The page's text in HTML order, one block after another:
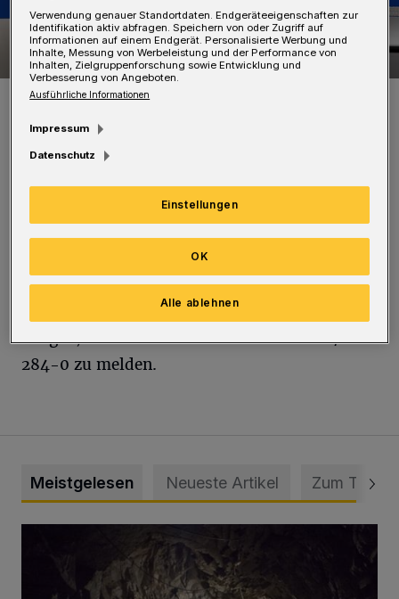
Symbolbild.
davon aus, dass es sich um den oder dieselben
Täter handelt. Es entstand ein Sachschaden in
Höhe von rund 2,000 Euro. Die Polizei bittet
Zeugen, sich unter der Rufnummer 0202 /
284-0 zu melden.
Meistgelesen Neueste Artikel Zum Thema
Verwendung genauer Standortdaten. Endgeräteeigenschaften zur
Identifikation aktiv abfragen. Speichern von oder Zugriff auf
Informationen auf einem Endgerät. Personalisierte Werbung und
Inhalte, Messung von Werbeleistung und der Performance von
Inhalten, Zielgruppenforschung sowie Entwicklung und
Verbesserung von Angeboten.
Ausführliche Informationen
Impressum
Datenschutz
Einstellungen
Alle ablehnen
OK